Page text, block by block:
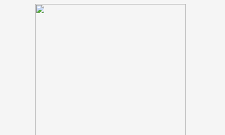
নোয়াখালীতে পর্নোগ্রাফি চক্রের ৫ সদস্য